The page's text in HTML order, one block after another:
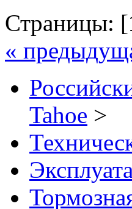
Страницы: [
«
Tahoe >